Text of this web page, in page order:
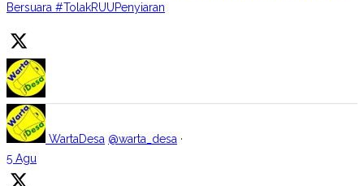
Bersuara #TolakRUUPenyiaran
WartaDesa @warta_desa ·
5 Agu